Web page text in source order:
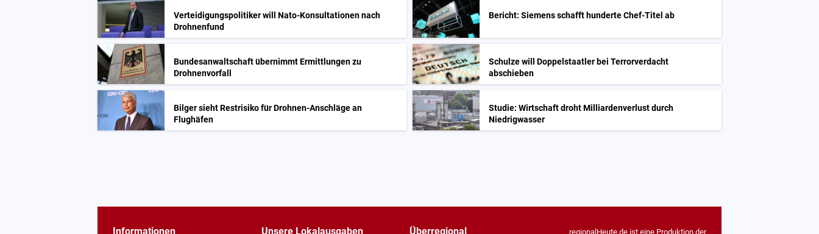
Verteidigungspolitiker will Nato-Konsultationen nach
Drohnenfund
Bericht: Siemens schafft hunderte Chef-Titel ab
Bundesanwaltschaft übernimmt Ermittlungen zu
Drohnenvorfall
Schulze will Doppelstaatler bei Terrorverdacht
abschieben
Bilger sieht Restrisiko für Drohnen-Anschläge an
Flughäfen
Studie: Wirtschaft droht Milliardenverlust durch
Niedrigwasser
Informationen Unsere Lokalausgaben Überregional regionalHeute.de ist eine Produktion der